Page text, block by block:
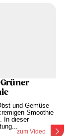
und Gemüse
Smoothie
In dieser
zum Video